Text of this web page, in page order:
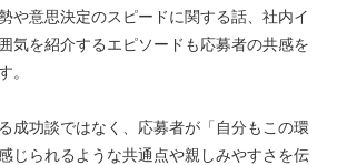
や意思決定のスピードに関する話、社内イ
気を紹介するエピソードも応募者の共感を
。
成功談ではなく、応募者が「自分もこの環
じられるような共通点や親しみやすさを伝